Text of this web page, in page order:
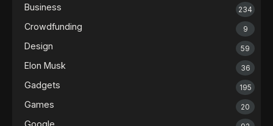
Business 234
Crowdfunding 9
Design 59
Elon Musk 36
Gadgets 195
Games 20
Google